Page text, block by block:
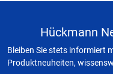
Hückmann
Bleiben Sie stets informiert
Produktneuheiten,